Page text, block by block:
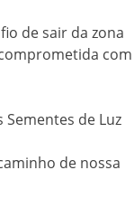
de sair da zona
com
Sementes de Luz
de nossa